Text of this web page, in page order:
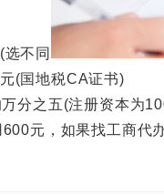
不同
国地税CA证书)
之五(注册资本为
元，如果找工商代办